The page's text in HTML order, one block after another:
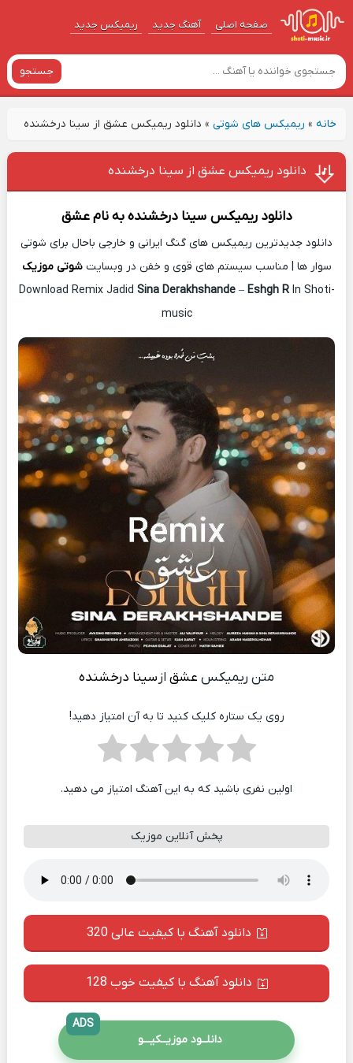
صفحه اصلی آهنگ‌ جدید ریمیکس جدید
جستجو
خانه» ریمیکس های شوتی» دانلود ریمیکس عشق از سینا درخشنده
دانلود ریمیکس عشق از سینا درخشنده
دانلود ریمیکس سینا درخشنده به نامعشق
دانلود جدیدترین ریمیکس های گنگ ایرانی و خارجی باحال برای شوتی
سوار ها | مناسب سیستم های قوی و خفن در وبسایتشوتی موزیک
Download Remix Jadid Sina Derakhshande– Eshgh RIn Shoti-
music
متن ریمیکس عشق از سینا درخشنده
روی یک ستاره کلیک کنید تا به آن امتیاز دهید!
اولین نفری باشید که به این آهنگ امتیاز می دهید.
پخش آنلاین موزیک
دانلود آهنگ با کیفیت عالی 320
دانلود آهنگ با کیفیت خوب 128
دانلــود موزیــکیـــو
ADS